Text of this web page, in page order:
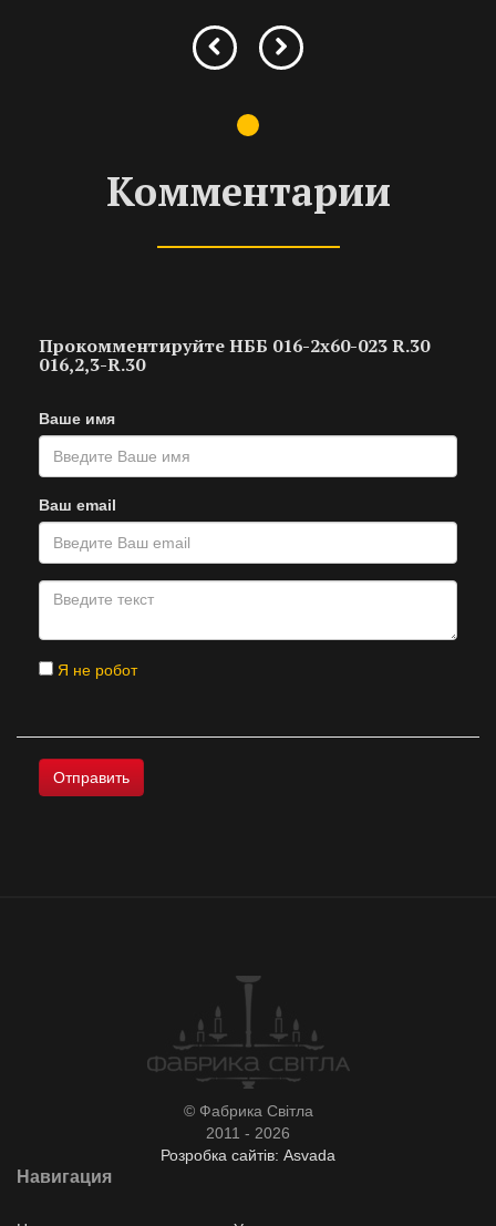
Комментарии
Прокомментируйте НББ 016-2х60-023 R.30
016,2,3-R.30
Ваше имя
Ваш email
Я не робот
© Фабрика Світла
2011 - 2026
Розробка сайтів: Asvada
Навигация